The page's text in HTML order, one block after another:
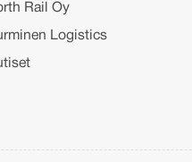
Rail Oy
Logistics